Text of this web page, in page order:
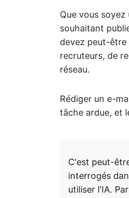
Que vous
souhaitant
devez peut-être
recruteurs, de
réseau.
Rédiger un e-
tâche ardue, et
C'est peut-
interrogés
utiliser l'IA.